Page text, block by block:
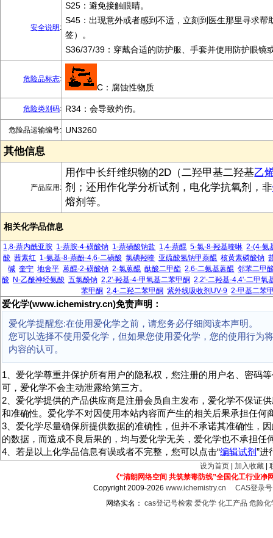
安全说明 :
S25：避免接触眼睛。
S45：出现意外或者感到不适，立刻到医生那里寻求帮
签）。
S36/37/39：穿戴合适的防护服、手套并使用防护眼镜
危险品标志:
C：腐蚀性物质
危险类别码: R34：会导致灼伤。
危险品运输编号: UN3260
其他信息
产品应用:
用作中长纤维织物的2D（二羟甲基二羟基乙
剂；还用作化学分析试剂，电化学抗氧剂，非
熔剂等。
相关化学品信息
1,8-萘内酰亚胺 1-萘胺-4-磺酸钠 1-萘磺酸钠盐 1,4-萘醌 5-氯-8-羟基喹啉 2-(4-氨
酸 茜素红 1-氨基-8-萘酚-4,6-二磺酸 氯碘羟喹 亚硫酸氢钠甲萘醌 核黄素磷酸钠
碱 奎宁 地舍平 蒽醌-2-磺酸钠 2-氯蒽醌 酞酸二甲酯 2,6-二氨基蒽醌 邻苯二甲
酸
N-乙酰神经氨酸 五氯酚钠 2,2'-羟基-4-甲氧基二苯甲酮 2,2'-二羟基-4,4'-二甲氧
苯甲酮 2,4-二羟二苯甲酮 紫外线吸收剂UV-9 2-甲基二苯
爱化学(www.ichemistry.cn)免责声明：
爱化学提醒您:在使用爱化学之前，请您务必仔细阅读本声明。
您可以选择不使用爱化学，但如果您使用爱化学，您的使用行为
内容的认可。
1、爱化学尊重并保护所有用户的隐私权，您注册的用户名、密码
可，爱化学不会主动泄露给第三方。
2、爱化学提供的产品供应商是注册会员自主发布，爱化学不保证
和准确性。爱化学不对因使用本站内容而产生的相关后果承担任何
3、爱化学尽量确保所提供数据的准确性，但并不承诺其准确性，
的数据，而造成不良后果的，均与爱化学无关，爱化学也不承担任
4、若是以上化学品信息有误或者不完整，您可以点击“编辑试剂”进
设为首页 加入收藏
《“清朗网络空间 共筑禁毒防线”全国化工行业净
Copyright 2009-2026www.ichemistry.cn
CAS登录
网络实名： cas登记号检索 爱化学 化工产品 危险化